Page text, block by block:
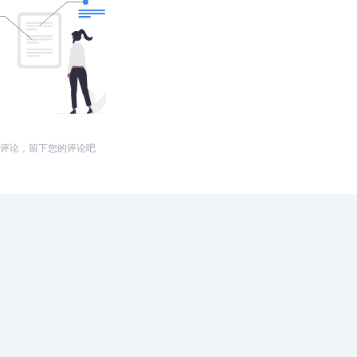
论，留下您的评论吧